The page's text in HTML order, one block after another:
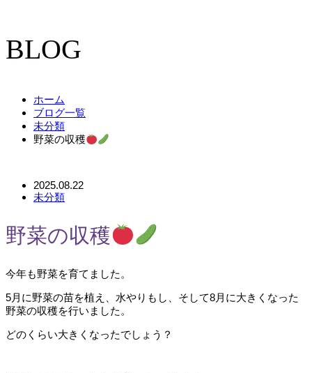
BLOG
ホーム
ブログ一覧
未分類
野菜の収穫
2025.08.22
未分類
野菜の収穫
今年も野菜を育てました。
5月に野菜の苗を植え、水やりもし、そして8月に大きくなった
野菜の収穫を行いました。
どのくらい大きくなったでしょう？